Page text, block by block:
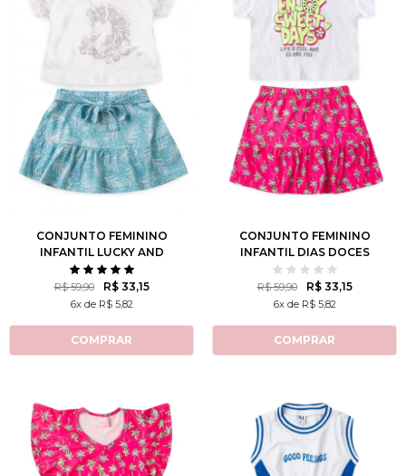
1 2 3 4 6
10
CONJUNTO FEMININO
INFANTIL LUCKY AND
SHINE!
R$ 59,90 R$ 33,15
6x de R$ 5,82
COMPRAR
2 3 4 6 8
10 12
CONJUNTO FEMININO
INFANTIL DIAS DOCES
R$ 59,90 R$ 33,15
6x de R$ 5,82
COMPRAR